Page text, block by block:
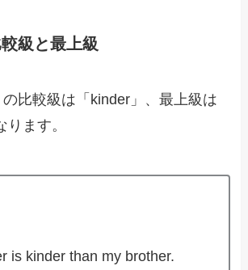
級と最上級
比較級は「kinder」、最上級は
ります。
is kinder than my brother.